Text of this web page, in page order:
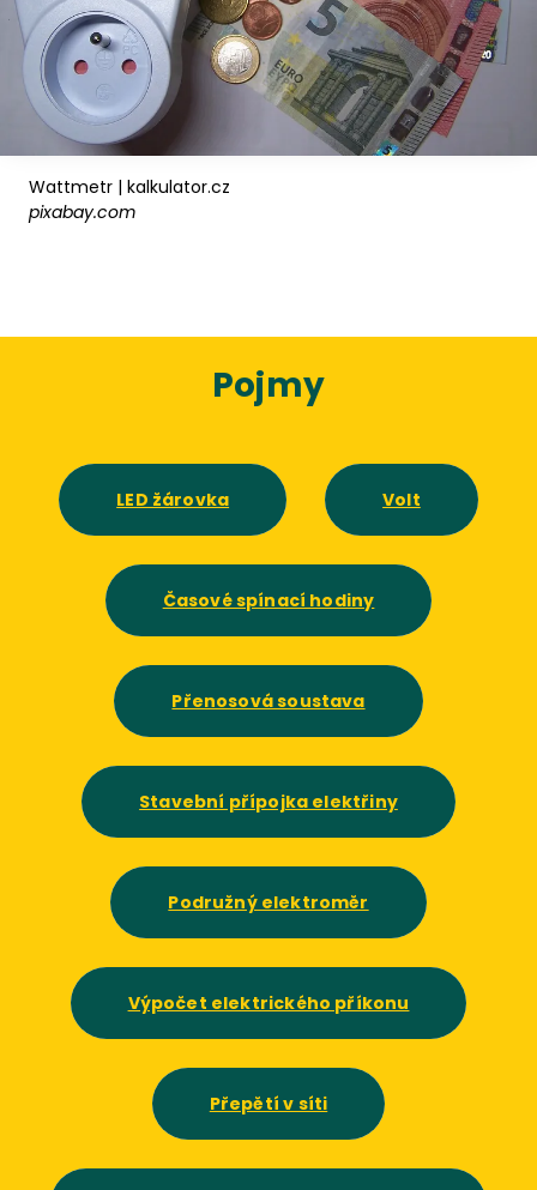
Wattmetr | kalkulator.cz
pixabay.com
Pojmy
LED žárovka Volt
Časové spínací hodiny
Přenosová soustava
Stavební přípojka elektřiny
Podružný elektroměr
Výpočet elektrického příkonu
Přepětí v síti